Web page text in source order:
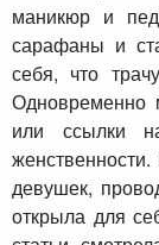
маникюр и
сарафаны и
себя, что
Одновременно
или ссылки
девушек,
открыла для